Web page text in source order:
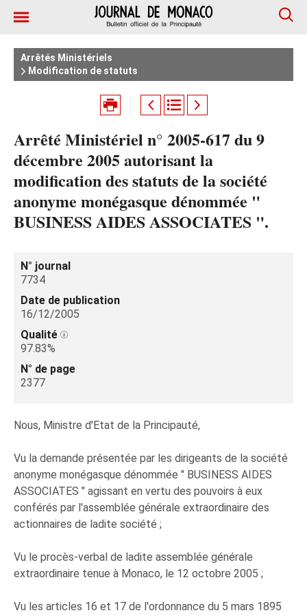
Arrêtés Ministériels
Modification de statuts
Arrêté Ministériel n° 2005-617 du 9
décembre 2005 autorisant la
modification des statuts de la société
anonyme monégasque dénommée "
BUSINESS AIDES ASSOCIATES ".
N° journal
7734
Date de publication
16/12/2005
Qualité
97.83%
N° de page
2377
Nous, Ministre d'Etat de la Principauté,
Vu la demande présentée par les dirigeants de la société
anonyme monégasque dénommée " BUSINESS AIDES
ASSOCIATES " agissant en vertu des pouvoirs à eux
conférés par l'assemblée générale extraordinaire des
actionnaires de ladite société ;
Vu le procès-verbal de ladite assemblée générale
extraordinaire tenue à Monaco, le 12 octobre 2005 ;
Vu les articles 16 et 17 de l'ordonnance du 5 mars 1895